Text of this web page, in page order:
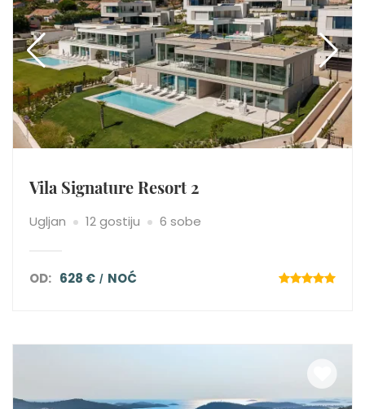
Vila Signature Resort 2
Ugljan 12 gostiju 6 sobe
OD: 628 € NOĆ